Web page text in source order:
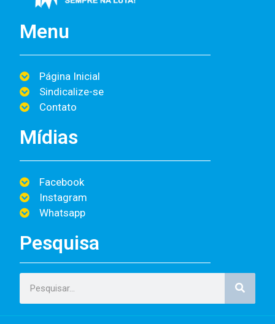
Menu
Página Inicial
Sindicalize-se
Contato
Mídias
Facebook
Instagram
Whatsapp
Pesquisa